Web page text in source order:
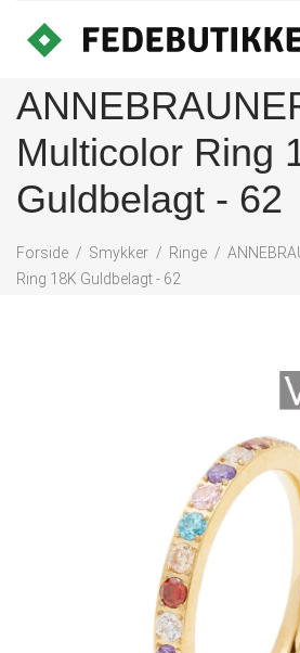
Multicolor Ring
Guldbelagt - 62
Forside Smykker Ringe
Ring 18K Guldbelagt - 62